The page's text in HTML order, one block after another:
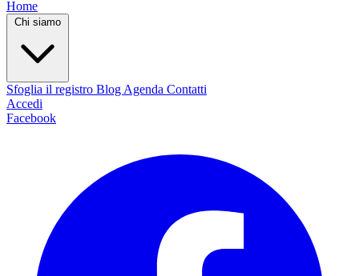
Home
Chi siamo
Sfoglia il registro Blog Agenda Contatti
Accedi
Facebook